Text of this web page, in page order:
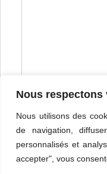
Nous respectons
Nous utilisons des
de navigation,
personnalisés et
accepter", vous